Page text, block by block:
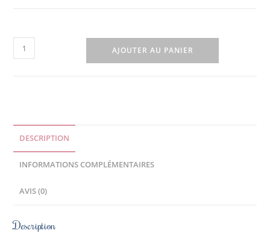
AJOUTER AU PANIER
DESCRIPTION
INFORMATIONS COMPLÉMENTAIRES
AVIS (0)
Description